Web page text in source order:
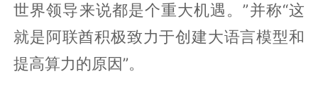
世界领导来说都是个重大机遇。”并称“这
就是阿联酋积极致力于创建大语言模型和
提高算力的原因”。